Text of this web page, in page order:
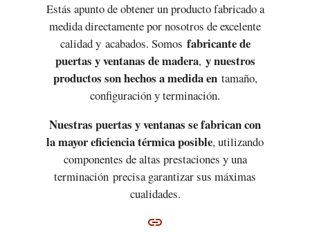
Estás apunto de obtener un producto fabricado a
medida directamente por nosotros de excelente
calidad y acabados. Somos fabricante de
puertas y ventanas de madera, y nuestros
productos son hechos a medida en tamaño,
configuración y terminación.
Nuestras puertas y ventanas se fabrican con
la mayor eficiencia térmica posible, utilizando
componentes de altas prestaciones y una
terminación precisa garantizar sus máximas
cualidades.
link